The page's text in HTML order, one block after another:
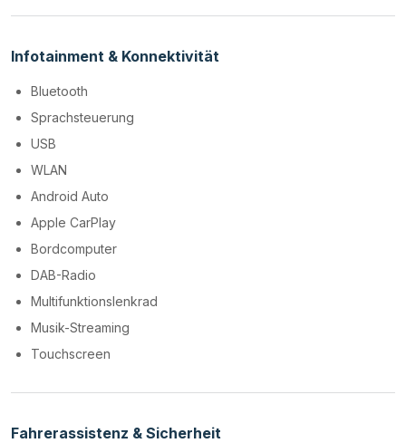
Infotainment & Konnektivität
Bluetooth
Sprachsteuerung
USB
WLAN
Android Auto
Apple CarPlay
Bordcomputer
DAB-Radio
Multifunktionslenkrad
Musik-Streaming
Touchscreen
Fahrerassistenz & Sicherheit